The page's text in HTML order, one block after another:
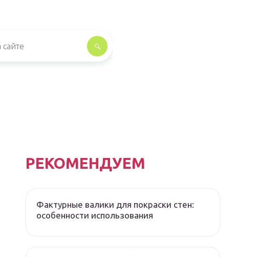
РЕКОМЕНДУЕМ
Фактурные валики для покраски стен:
особенности использования